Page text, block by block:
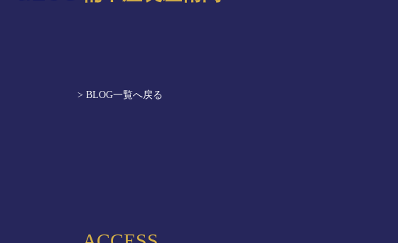
> BLOG一覧へ戻る